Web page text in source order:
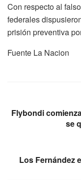
Con respecto al
federales
prisión preventiva
Fuente La Nacion
Flybondi
se
Los Fernández